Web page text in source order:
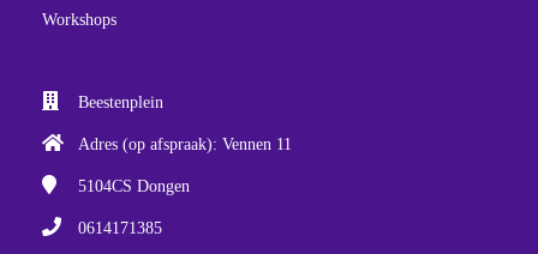
Workshops
Beestenplein
Adres (op afspraak): Vennen 11
5104CS Dongen
0614171385